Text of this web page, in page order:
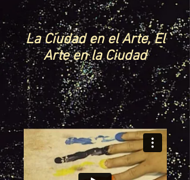
La Ciudad en el Arte, El
Arte en la Ciudad